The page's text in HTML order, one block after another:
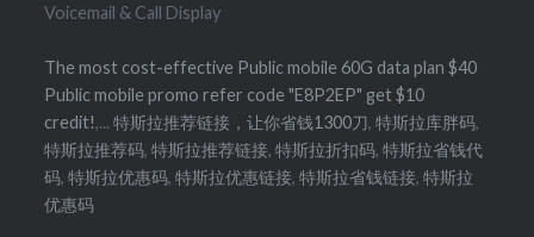
Voicemail & Call Display
The most cost-effective Public mobile 60G data plan $40
Public mobile promo refer code "E8P2EP" get $10
credit!,...特斯拉推荐链接，让你省钱1300刀,特斯拉库胖码,
特斯拉推荐码,特斯拉推荐链接,特斯拉折扣码,特斯拉省钱代
码,特斯拉优惠码,特斯拉优惠链接, 特斯拉省钱链接,特斯拉
优惠码